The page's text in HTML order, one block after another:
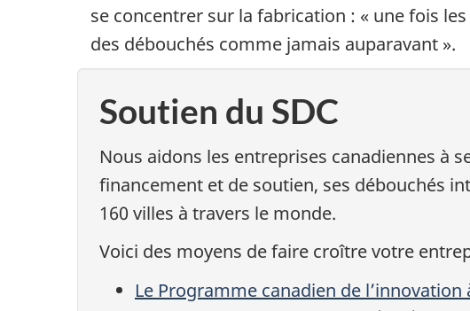
se concentrer sur la fabrication : « une fois
des débouchés comme jamais auparavant ».
Soutien du SDC
Nous aidons les entreprises canadiennes à
financement et de soutien, ses débouchés
160 villes à travers le monde.
Voici des moyens de faire croître votre
Le Programme canadien de l’innovation